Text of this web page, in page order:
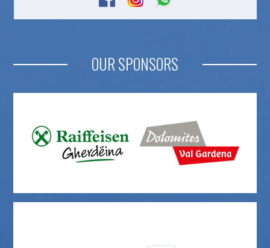
OUR SPONSORS